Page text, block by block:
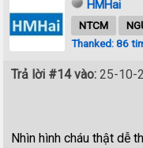
HMHai
NTCM
Thanked: 86
Trả lời #14 vào: 25-10-
Nhìn hình cháu thật dễ